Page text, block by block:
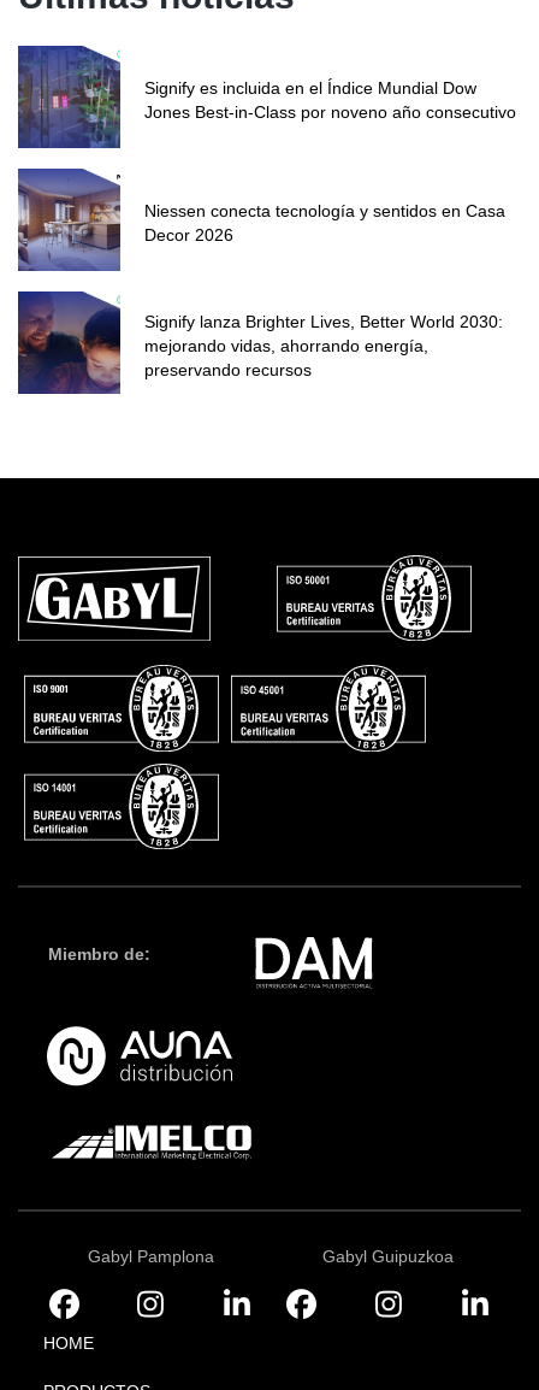
Signify es incluida en el Índice Mundial Dow
Jones Best-in-Class por noveno año consecutivo
Niessen conecta tecnología y sentidos en Casa
Decor 2026
Signify lanza Brighter Lives, Better World 2030:
mejorando vidas, ahorrando energía,
preservando recursos
Miembro de:
Gabyl Pamplona Gabyl Guipuzkoa
HOME